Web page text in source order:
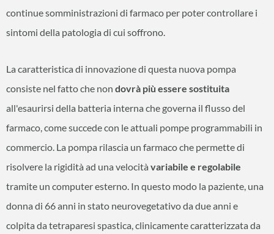
continue somministrazioni di farmaco per poter controllare i
sintomi della patologia di cui soffrono.
La caratteristica di innovazione di questa nuova pompa
consiste nel fatto che non dovrà più essere sostituita
all'esaurirsi della batteria interna che governa il flusso del
farmaco, come succede con le attuali pompe programmabili in
commercio. La pompa rilascia un farmaco che permette di
risolvere la rigidità ad una velocità variabile e regolabile
tramite un computer esterno. In questo modo la paziente, una
donna di 66 anni in stato neurovegetativo da due anni e
colpita da tetraparesi spastica, clinicamente caratterizzata da